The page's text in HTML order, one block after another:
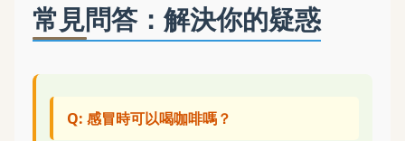
常見問答：解決你的疑惑
Q: 感冒時可以喝咖啡嗎？